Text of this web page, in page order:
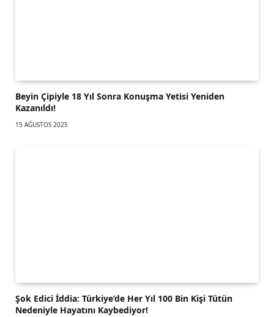
Beyin Çipiyle 18 Yıl Sonra Konuşma Yetisi Yeniden
Kazanıldı!
15 AĞUSTOS 2025
Şok Edici İddia: Türkiye’de Her Yıl 100 Bin Kişi Tütün
Nedeniyle Hayatını Kaybediyor!